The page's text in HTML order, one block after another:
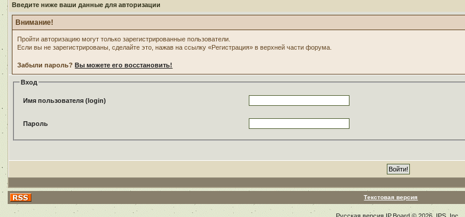
Введите ниже ваши данные для авторизации
Внимание!
Пройти авторизацию могут только зарегистрированные пользователи.
Если вы не зарегистрированы, сделайте это, нажав на ссылку «Регистрация» в верхней части форума.
Забыли пароль?Вы можете его восстановить!
Вход
Имя пользователя (login)
Пароль
Текстовая версия